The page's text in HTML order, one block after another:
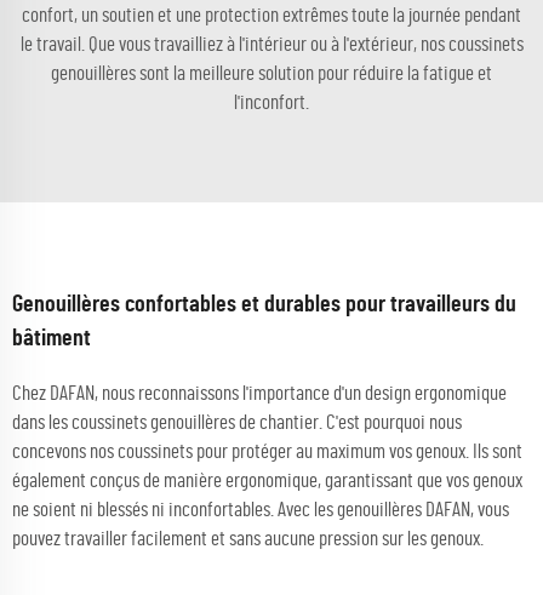
confort, un soutien et une protection extrêmes toute la journée pendant
le travail. Que vous travailliez à l'intérieur ou à l'extérieur, nos coussinets
genouillères sont la meilleure solution pour réduire la fatigue et
l'inconfort.
Genouillères confortables et durables pour travailleurs du
bâtiment
Chez DAFAN, nous reconnaissons l'importance d'un design ergonomique
dans les coussinets genouillères de chantier. C'est pourquoi nous
concevons nos coussinets pour protéger au maximum vos genoux. Ils sont
également conçus de manière ergonomique, garantissant que vos genoux
ne soient ni blessés ni inconfortables. Avec les genouillères DAFAN, vous
pouvez travailler facilement et sans aucune pression sur les genoux.